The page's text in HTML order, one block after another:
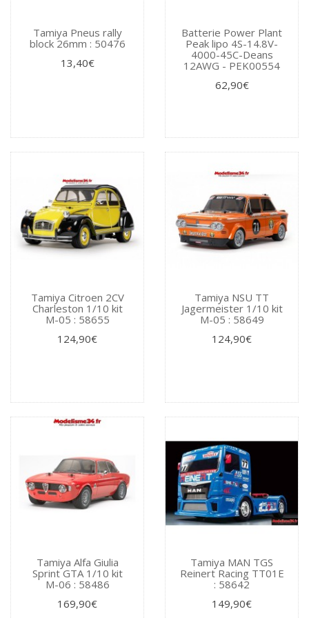
Tamiya Pneus rally
block 26mm : 50476
13,40€
Batterie Power Plant
Peak lipo 4S-14.8V-
4000-45C-Deans
12AWG - PEK00554
62,90€
Tamiya Citroen 2CV
Charleston 1/10 kit
M-05 : 58655
124,90€
Tamiya NSU TT
Jagermeister 1/10 kit
M-05 : 58649
124,90€
Tamiya Alfa Giulia
Sprint GTA 1/10 kit
M-06 : 58486
169,90€
Tamiya MAN TGS
Reinert Racing TT01E
: 58642
149,90€